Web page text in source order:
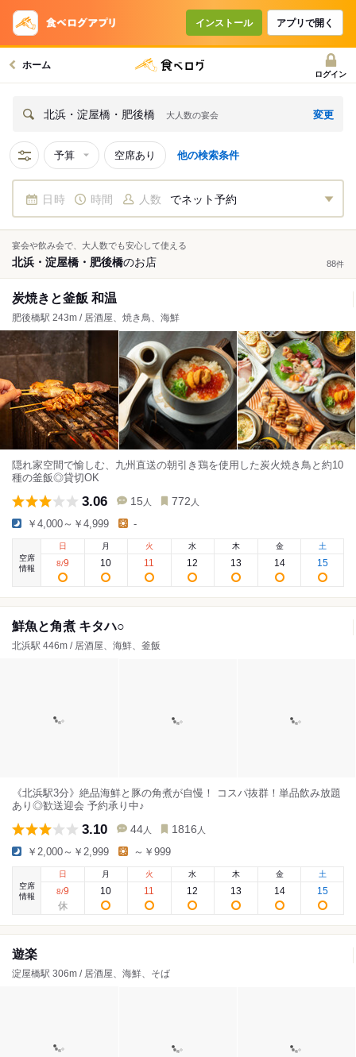
インストール アプリで開く
ホーム
ログイン
北浜・淀屋橋・肥後橋 大人数の宴会 変更
予算 空席あり 他の検索条件
日時 時間 人数 でネット予約
宴会や飲み会で、大人数でも安心して使える
北浜・淀屋橋・肥後橋のお店 88件
炭焼きと釜飯 和温
肥後橋駅 243m / 居酒屋、焼き鳥、海鮮
隠れ家空間で愉しむ、九州直送の朝引き鶏を使用した炭火焼き鳥と約10
種の釜飯◎貸切OK
3.06 15 人 772 人
￥4,000～￥4,999 -
空席
情報
日
8/9
月
10
火
11
水
12
木
13
金
14
土
15
鮮魚と角煮 キタハ○
北浜駅 446m / 居酒屋、海鮮、釜飯
《北浜駅3分》絶品海鮮と豚の角煮が自慢！ コスパ抜群！単品飲み放題
あり◎歓送迎会 予約承り中♪
3.10 44 人 1816 人
￥2,000～￥2,999 ～￥999
空席
情報
日
8/9
月
10
火
11
水
12
木
13
金
14
土
15
遊楽
淀屋橋駅 306m / 居酒屋、海鮮、そば